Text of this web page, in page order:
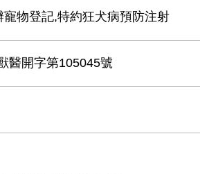
物登記,特約狂犬病預防注射
醫開字第105045號